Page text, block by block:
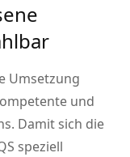
Umsetzung
und
Damit sich die
speziell